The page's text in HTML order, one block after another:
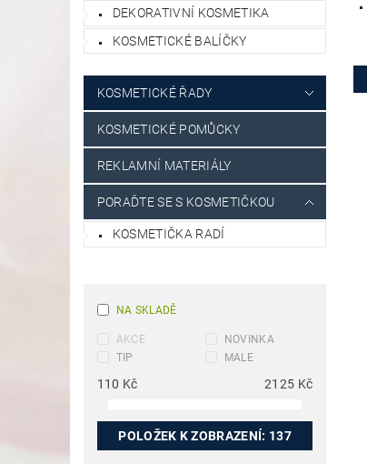
DEKORATIVNÍ KOSMETIKA
KOSMETICKÉ BALÍČKY
KOSMETICKÉ ŘADY
KOSMETICKÉ POMŮCKY
REKLAMNÍ MATERIÁLY
PORAĎTE SE S KOSMETIČKOU
KOSMETIČKA RADÍ
NA SKLADĚ
AKCE
NOVINKA
TIP
MALE
110 Kč 2125 Kč
POLOŽEK K ZOBRAZENÍ: 137